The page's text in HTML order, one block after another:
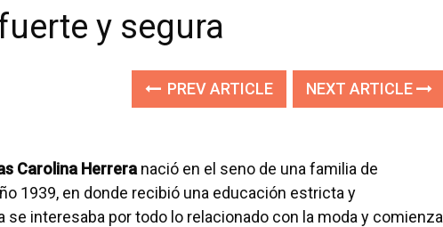
y segura
PREV ARTICLE NEXT ARTICLE
Carolina Herrera nació en el seno de una familia de
1939, en donde recibió una educación estricta y
se interesaba por todo lo relacionado con la moda y comienza